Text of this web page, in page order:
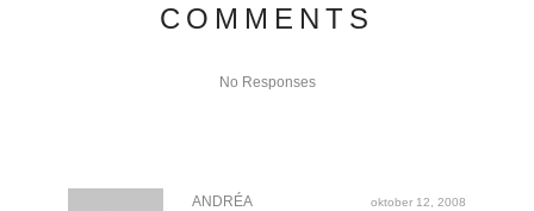
COMMENTS
No Responses
oktober 12, 2008
ANDRÉA